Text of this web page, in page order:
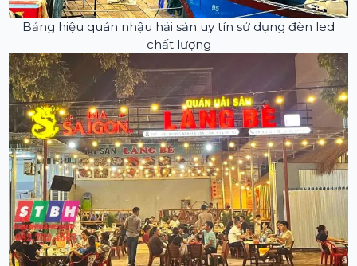
Bảng hiệu quán nhậu hải sản uy tín sử dụng đèn led
chất lượng